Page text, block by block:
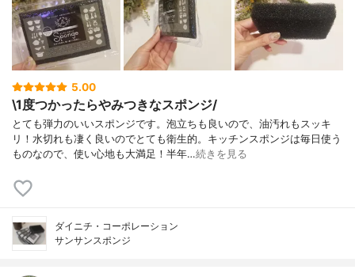
5.00
\1度つかったらやみつきなスポンジ/
とても弾力のいいスポンジです。泡立ちも良いので、油汚れもスッキ
リ！水切れも凄く良いのでとても衛生的。キッチンスポンジは毎日使う
ものなので、使い心地も大満足！半年…続きを見る
ダイニチ・コーポレーション
サンサンスポンジ